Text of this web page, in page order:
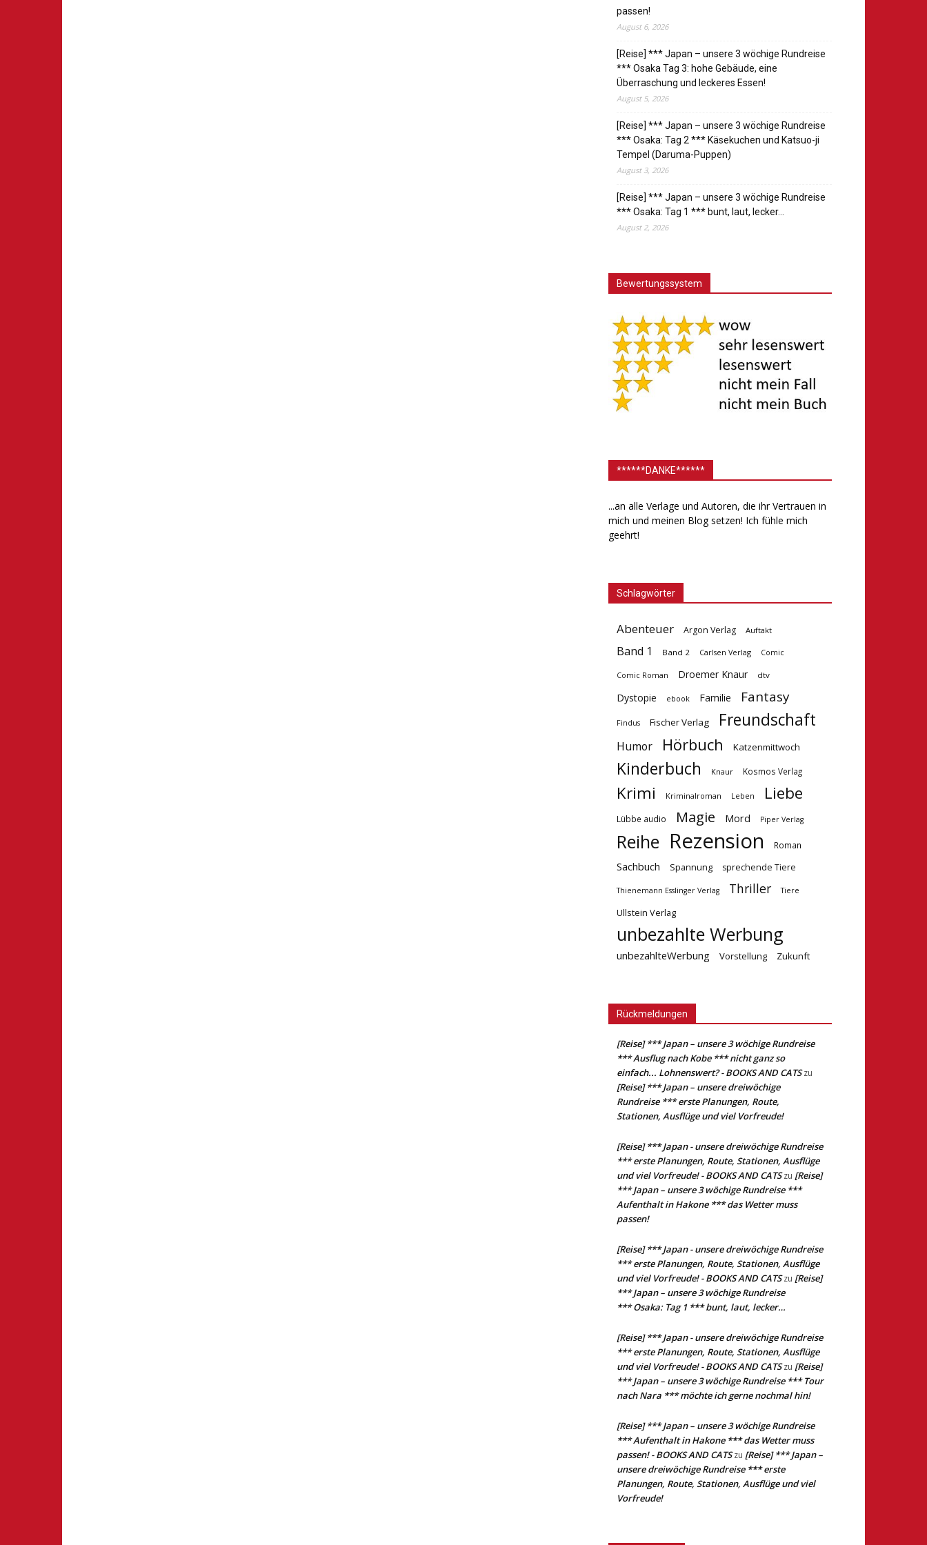
passen!
August 6, 2026
[Reise] *** Japan – unsere 3 wöchige Rundreise
*** Osaka Tag 3: hohe Gebäude, eine
Überraschung und leckeres Essen!
August 5, 2026
[Reise] *** Japan – unsere 3 wöchige Rundreise
*** Osaka: Tag 2 *** Käsekuchen und Katsuo-ji
Tempel (Daruma-Puppen)
August 3, 2026
[Reise] *** Japan – unsere 3 wöchige Rundreise
*** Osaka: Tag 1 *** bunt, laut, lecker…
August 2, 2026
Bewertungssystem
******DANKE******
...an alle Verlage und Autoren, die ihr Vertrauen in
mich und meinen Blog setzen! Ich fühle mich
geehrt!
Schlagwörter
Abenteuer Argon Verlag Auftakt
Band 1 Band 2 Carlsen Verlag Comic
Comic Roman Droemer Knaur dtv
Dystopie ebook Familie Fantasy
Findus Fischer Verlag Freundschaft
Humor Hörbuch Katzenmittwoch
Kinderbuch Knaur Kosmos Verlag
Krimi Kriminalroman Leben Liebe
Lübbe audio Magie Mord Piper Verlag
Reihe Rezension Roman
Sachbuch Spannung sprechende Tiere
Thienemann Esslinger Verlag Thriller Tiere
Ullstein Verlag
unbezahlte Werbung
unbezahlteWerbung Vorstellung Zukunft
Rückmeldungen
[Reise] *** Japan – unsere 3 wöchige Rundreise
*** Ausflug nach Kobe *** nicht ganz so
einfach... Lohnenswert? - BOOKS AND CATSzu
[Reise] *** Japan – unsere dreiwöchige
Rundreise *** erste Planungen, Route,
Stationen, Ausflüge und viel Vorfreude!
[Reise] *** Japan - unsere dreiwöchige Rundreise
*** erste Planungen, Route, Stationen, Ausflüge
und viel Vorfreude! - BOOKS AND CATSzu [Reise]
*** Japan – unsere 3 wöchige Rundreise ***
Aufenthalt in Hakone *** das Wetter muss
passen!
[Reise] *** Japan - unsere dreiwöchige Rundreise
*** erste Planungen, Route, Stationen, Ausflüge
und viel Vorfreude! - BOOKS AND CATSzu [Reise]
*** Japan – unsere 3 wöchige Rundreise
*** Osaka: Tag 1 *** bunt, laut, lecker…
[Reise] *** Japan - unsere dreiwöchige Rundreise
*** erste Planungen, Route, Stationen, Ausflüge
und viel Vorfreude! - BOOKS AND CATSzu [Reise]
*** Japan – unsere 3 wöchige Rundreise *** Tour
nach Nara *** möchte ich gerne nochmal hin!
[Reise] *** Japan – unsere 3 wöchige Rundreise
*** Aufenthalt in Hakone *** das Wetter muss
passen! - BOOKS AND CATSzu [Reise] *** Japan –
unsere dreiwöchige Rundreise *** erste
Planungen, Route, Stationen, Ausflüge und viel
Vorfreude!